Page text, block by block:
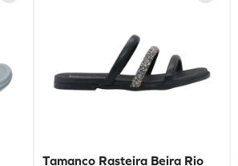
Tamanco Rasteira Beira Rio